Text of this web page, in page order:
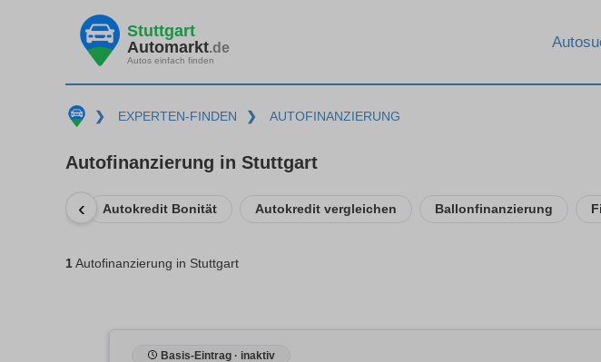
Stuttgart
Automarkt.de
Autos einfach finden
❯ EXPERTEN-FINDEN ❯ AUTOFINANZIERUNG
Autofinanzierung in Stuttgart
‹ Autokredit Bonität Autokredit vergleichen Ballonfinanzierung
1Autofinanzierung in Stuttgart
Basis-Eintrag · inaktiv